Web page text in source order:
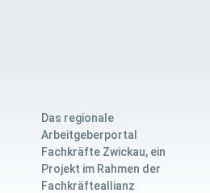
Das regionale
Arbeitgeberportal
Fachkräfte Zwickau, ein
Projekt im Rahmen der
Fachkräfteallianz